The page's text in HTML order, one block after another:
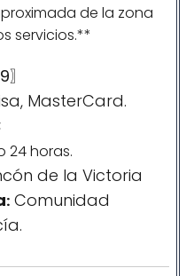
de la zona
servicios.**
MasterCard.
24 horas.
de la Victoria
: Comunidad